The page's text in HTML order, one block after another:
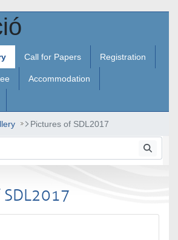
Call for Papers Registration
Accommodation
Pictures of SDL2017